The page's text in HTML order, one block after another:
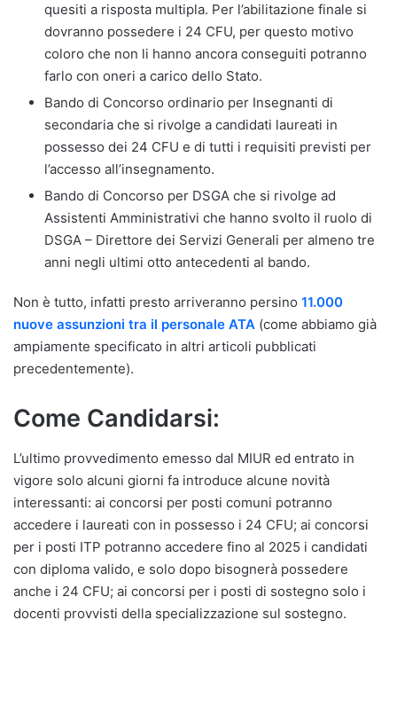
quesiti a risposta multipla. Per l’abilitazione finale si
dovranno possedere i 24 CFU, per questo motivo
coloro che non li hanno ancora conseguiti potranno
farlo con oneri a carico dello Stato.
Bando di Concorso ordinario per Insegnanti di
secondaria che si rivolge a candidati laureati in
possesso dei 24 CFU e di tutti i requisiti previsti per
l’accesso all’insegnamento.
Bando di Concorso per DSGA che si rivolge ad
Assistenti Amministrativi che hanno svolto il ruolo di
DSGA – Direttore dei Servizi Generali per almeno tre
anni negli ultimi otto antecedenti al bando.
Non è tutto, infatti presto arriveranno persino 11.000
nuove assunzioni tra il personale ATA (come abbiamo già
ampiamente specificato in altri articoli pubblicati
precedentemente).
Come Candidarsi:
L’ultimo provvedimento emesso dal MIUR ed entrato in
vigore solo alcuni giorni fa introduce alcune novità
interessanti: ai concorsi per posti comuni potranno
accedere i laureati con in possesso i 24 CFU; ai concorsi
per i posti ITP potranno accedere fino al 2025 i candidati
con diploma valido, e solo dopo bisognerà possedere
anche i 24 CFU; ai concorsi per i posti di sostegno solo i
docenti provvisti della specializzazione sul sostegno.